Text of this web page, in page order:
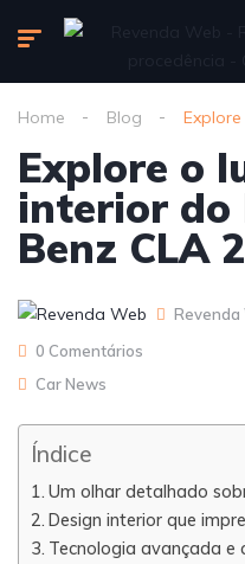
Home Blog
Explore o
interior do
Benz CLA
Revenda
0 Comentários
Car News
Índice
Um olhar detalhado
Design interior que
Tecnologia avançada e